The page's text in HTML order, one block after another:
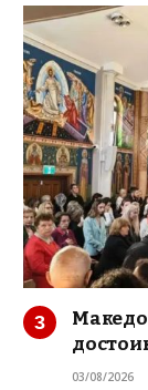
03/08/2026